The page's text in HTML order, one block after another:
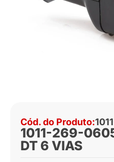
Cód. do Produto:
1011-269-
DT 6 VIAS